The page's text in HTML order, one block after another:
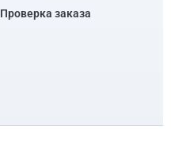
Проверка заказа